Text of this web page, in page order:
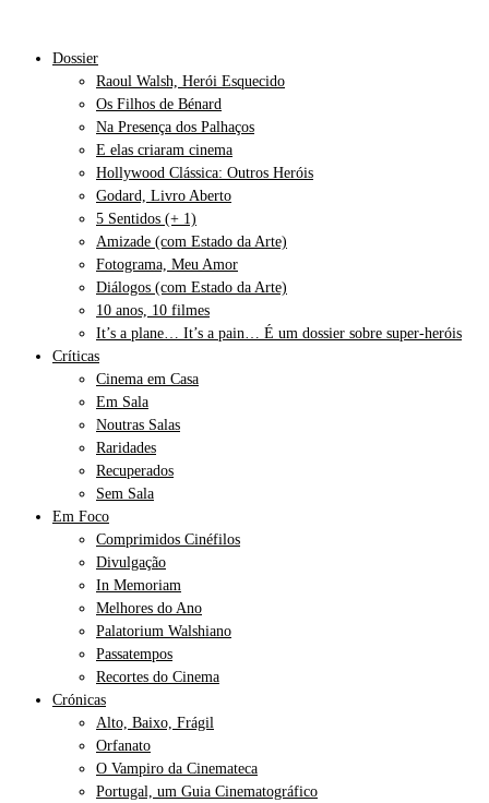
Dossier
Raoul Walsh, Herói Esquecido
Os Filhos de Bénard
Na Presença dos Palhaços
E elas criaram cinema
Hollywood Clássica: Outros Heróis
Godard, Livro Aberto
5 Sentidos (+ 1)
Amizade (com Estado da Arte)
Fotograma, Meu Amor
Diálogos (com Estado da Arte)
10 anos, 10 filmes
It’s a plane… It’s a pain… É um dossier sobre super-heróis
Críticas
Cinema em Casa
Em Sala
Noutras Salas
Raridades
Recuperados
Sem Sala
Em Foco
Comprimidos Cinéfilos
Divulgação
In Memoriam
Melhores do Ano
Palatorium Walshiano
Passatempos
Recortes do Cinema
Crónicas
Alto, Baixo, Frágil
Orfanato
O Vampiro da Cinemateca
Portugal, um Guia Cinematográfico